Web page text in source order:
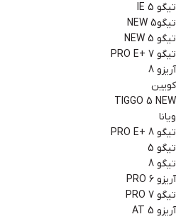
تیگو 5 IE
تیگو5 NEW
تیگو 5 NEW
تیگو 7 +PRO E
آریزو 8
کویین
TIGGO 5 NEW
ویانا
تیگو 8 +PRO E
تیگو 5
تیگو 8
آریزو 6 PRO
تیگو 7 PRO
آریزو 5 AT